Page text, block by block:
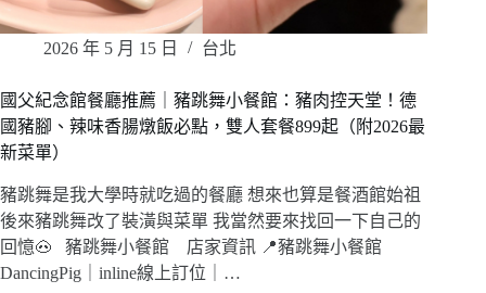
2026 年 5 月 15 日 台北
國父紀念館餐廳推薦｜豬跳舞小餐館：豬肉控天堂！德
國豬腳、辣味香腸燉飯必點，雙人套餐899起（附2026最
新菜單）
豬跳舞是我大學時就吃過的餐廳 想來也算是餐酒館始祖
後來豬跳舞改了裝潢與菜單 我當然要來找回一下自己的
回憶🐽 豬跳舞小餐館 店家資訊 📍豬跳舞小餐館
DancingPig｜inline線上訂位｜…